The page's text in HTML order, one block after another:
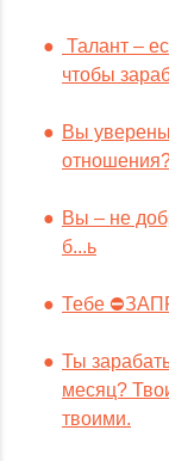
Талант –
чтобы
Вы
Вы – не
б...ь
Тебе
Ты
месяц?
твоими.